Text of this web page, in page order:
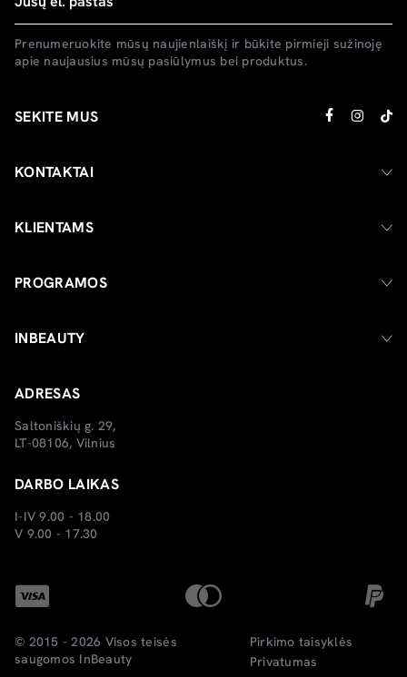
Prenumeruokite mūsų naujienlaiškį ir būkite pirmieji sužinoję
apie naujausius mūsų pasiūlymus bei produktus.
SEKITE MUS
KONTAKTAI
KLIENTAMS
PROGRAMOS
INBEAUTY
ADRESAS
Saltoniškių g. 29,
LT-08106, Vilnius
DARBO LAIKAS
I-IV 9.00 - 18.00
V 9.00 - 17.30
© 2015 - 2026 Visos teisės
saugomos InBeauty
Pirkimo taisyklės
Privatumas